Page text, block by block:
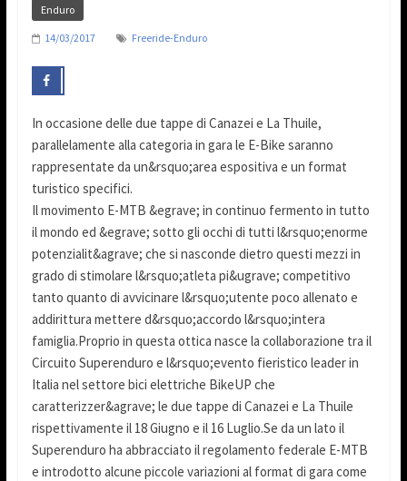
Enduro
14/03/2017 Freeride-Enduro
In occasione delle due tappe di Canazei e La Thuile,
parallelamente alla categoria in gara le E-Bike saranno
rappresentate da un&rsquo;area espositiva e un format
turistico specifici.
Il movimento E-MTB &egrave; in continuo fermento in tutto
il mondo ed &egrave; sotto gli occhi di tutti l&rsquo;enorme
potenzialit&agrave; che si nasconde dietro questi mezzi in
grado di stimolare l&rsquo;atleta pi&ugrave; competitivo
tanto quanto di avvicinare l&rsquo;utente poco allenato e
addirittura mettere d&rsquo;accordo l&rsquo;intera
famiglia.Proprio in questa ottica nasce la collaborazione tra il
Circuito Superenduro e l&rsquo;evento fieristico leader in
Italia nel settore bici elettriche BikeUP che
caratterizzer&agrave; le due tappe di Canazei e La Thuile
rispettivamente il 18 Giugno e il 16 Luglio.Se da un lato il
Superenduro ha abbracciato il regolamento federale E-MTB
e introdotto alcune piccole variazioni al format di gara come